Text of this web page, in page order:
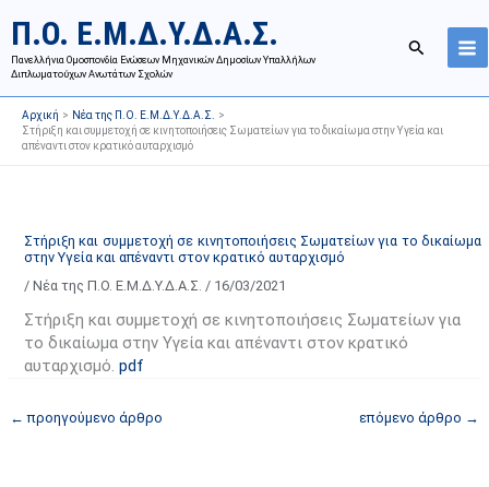
περιεχόμενο
Π.Ο. Ε.Μ.Δ.Υ.Δ.Α.Σ.
Πανελλήνια Ομοσπονδία Ενώσεων Μηχανικών Δημοσίων Υπαλλήλων
Διπλωματούχων Ανωτάτων Σχολών
Αναζήτηση
Αρχική
Νέα της Π.Ο. Ε.Μ.Δ.Υ.Δ.Α.Σ.
Στήριξη και συμμετοχή σε κινητοποιήσεις Σωματείων για το δικαίωμα στην Υγεία και
απέναντι στον κρατικό αυταρχισμό
Στήριξη και συμμετοχή σε κινητοποιήσεις Σωματείων για το δικαίωμα
στην Υγεία και απέναντι στον κρατικό αυταρχισμό
/ Νέα της Π.Ο. Ε.Μ.Δ.Υ.Δ.Α.Σ. / 16/03/2021
Στήριξη και συμμετοχή σε κινητοποιήσεις Σωματείων για
το δικαίωμα στην Υγεία και απέναντι στον κρατικό
αυταρχισμό. pdf
← προηγούμενο άρθρο επόμενο άρθρο →
τ
ο
ρ
ι
ν
α
ρ
τ
ή
ε
τ
η
γ
ο
ς
ά
ρ
θ
ρ
ν